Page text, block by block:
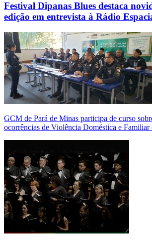
Festival Dipanas Blues destaca
edição em entrevista à Rádio
GCM de Pará de Minas participa de curso
ocorrências de Violência Doméstica e